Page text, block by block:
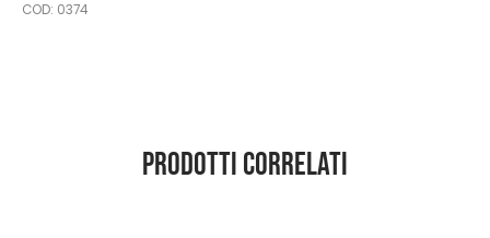
COD: 0374
Prodotti correlati